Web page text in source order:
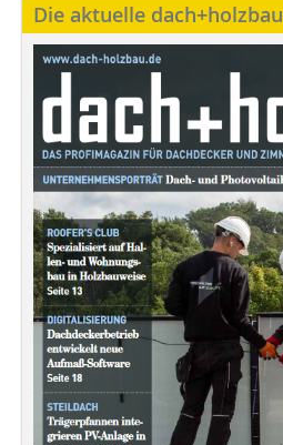
Die aktuelle dach+holzbau